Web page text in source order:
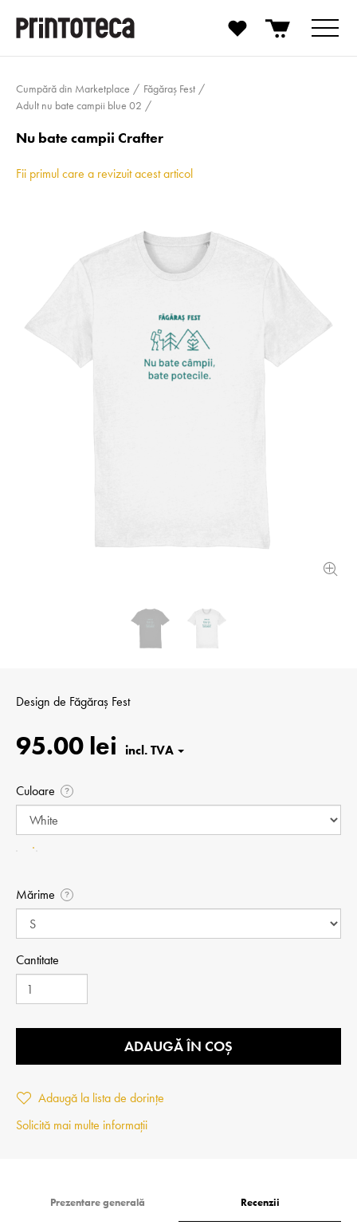
Cumpără din Marketplace
Făgăraș Fest
Adult nu bate campii blue 02
Nu bate campii Crafter
Fii primul care a revizuit acest articol
Design de Făgăraș Fest
95.00 lei
Culoare ?
Mărime ?
Cantitate
ADAUGĂ ÎN COȘ
Adaugă la lista de dorințe
Solicită mai multe informații
Prezentare generală Recenzii